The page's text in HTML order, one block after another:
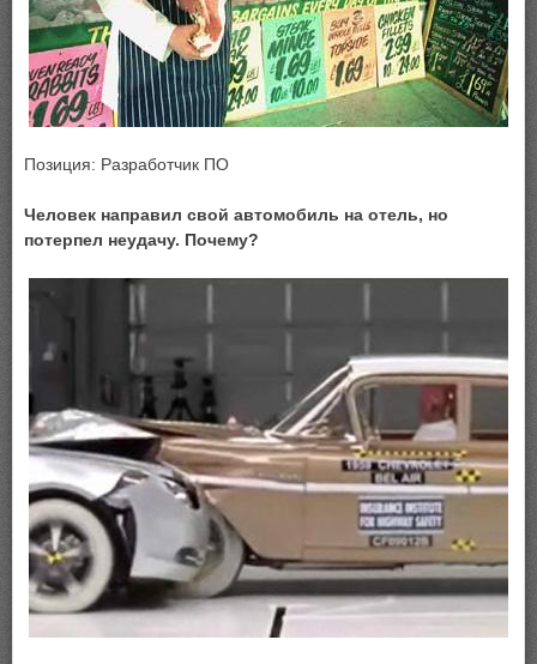
Позиция: Разработчик ПО
Человек направил свой автомобиль на отель, но
потерпел неудачу. Почему?